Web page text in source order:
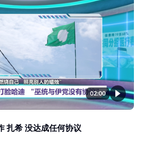
02:00
扎希 没达成任何协议